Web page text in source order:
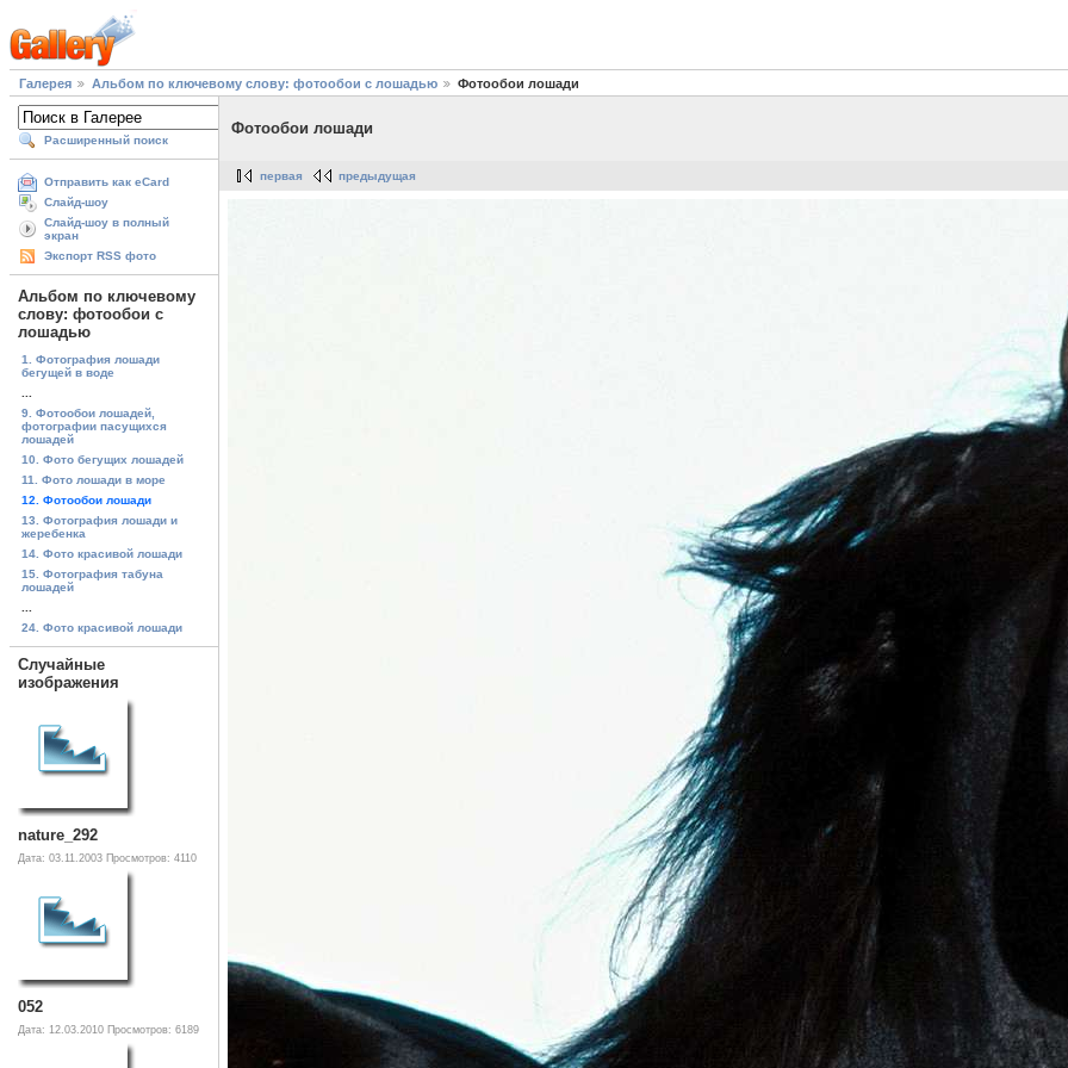
Галерея Альбом по ключевому слову: фотообои с лошадью Фотообои лошади
Расширенный поиск
Отправить как eCard
Слайд-шоу
Слайд-шоу в полный
экран
Экспорт RSS фото
Альбом по ключевому
слову: фотообои с
лошадью
1. Фотография лошади
бегущей в воде
9. Фотообои лошадей,
фотографии пасущихся
лошадей
10. Фото бегущих лошадей
11. Фото лошади в море
12. Фотообои лошади
13. Фотография лошади и
жеребенка
14. Фото красивой лошади
15. Фотография табуна
лошадей
24. Фото красивой лошади
Случайные
изображения
nature_292
Дата: 03.11.2003 Просмотров: 4110
052
Дата: 12.03.2010 Просмотров: 6189
Фотообои лошади
первая предыдущая